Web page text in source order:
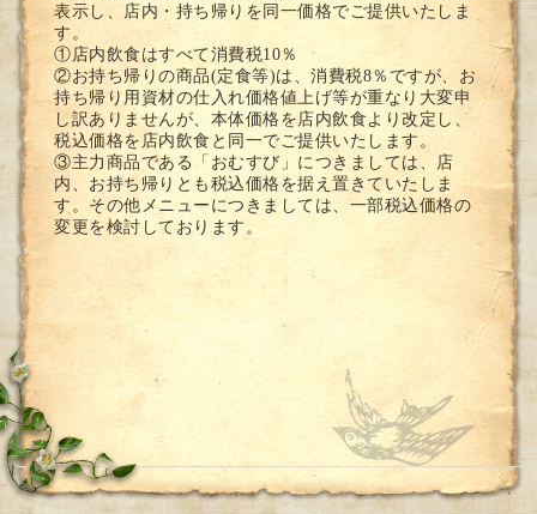
表示し、店内・持ち帰りを同一価格でご提供いたしま
す。
①店内飲食はすべて消費税10％
②お持ち帰りの商品(定食等)は、消費税8％ですが、お
持ち帰り用資材の仕入れ価格値上げ等が重なり大変申
し訳ありませんが、本体価格を店内飲食より改定し、
税込価格を店内飲食と同一でご提供いたします。
③主力商品である「おむすび」につきましては、店
内、お持ち帰りとも税込価格を据え置きていたしま
す。その他メニューにつきましては、一部税込価格の
変更を検討しております。